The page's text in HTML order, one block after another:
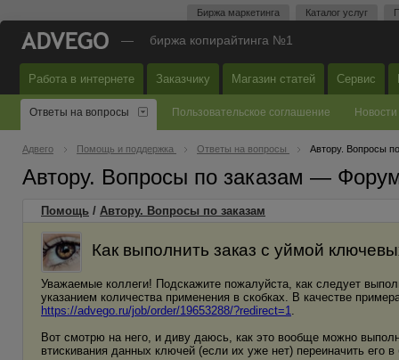
Биржа маркетинга Каталог услуг
— биржа копирайтинга №1
Работа в интернете Заказчику Магазин статей Сервис
Ответы на вопросы Пользовательское соглашение Новости
Адвего Помощь и поддержка Ответы на вопросы Автору. Вопросы
Автору. Вопросы по заказам —
Помощь / Автору. Вопросы по заказам
Как выполнить заказ с уймой
Уважаемые коллеги! Подскажите пожалуйста, как следует
указанием количества применения в скобках. В качестве
https://advego.ru/job/order/19653288/?redirect=1.
Вот смотрю на него, и диву даюсь, как это вообще можно
втискивания данных ключей (если их уже нет) переиначить его